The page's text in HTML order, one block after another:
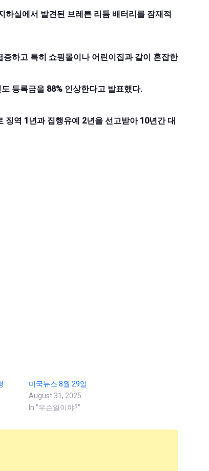
실에서 발견된 브레튼 리튬 배터리를 잠재적
하고 특히 쇼핑몰이나 어린이집과 같이 혼잡한
등록금을 88% 인상한다고 발표했다.
역 1년과 집행유예 2년을 선고받아 10년간 대
미국뉴스 8월 29일
August 31, 2025
In "무슨일이야?"